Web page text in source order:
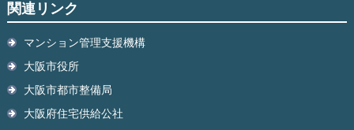
関連リンク
マンション管理支援機構
大阪市役所
大阪市都市整備局
大阪府住宅供給公社